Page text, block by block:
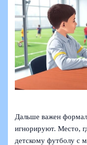
Дальше важен
игнорируют. Место,
детскому футболу с